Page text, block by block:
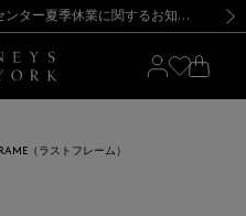
新規登録のお客様も対象！＜MY BARNEYS＞会員のお客様は11,000円（税込）以上のお買上げで常時送料無料！お買い物の際は会員登録を！
止のお知らせ】(2026.8.7) 【オンラインストア カスタマーセンター夏季休業に関するお知らせ】（2026.8.7）
【夏季休業に伴う返品・交換承り一時停止のお知らせ】（2026.8.5）
よるお荷物のお届けについて
のご案内・ご注意事項 新規登録のお客様も対象！＜MY BARNEYS＞会員のお客様は11,000円（税込）以上のお買上げで常時送料無料！お買い物の際は会員登録を！
止のお知らせ】(2026.8.7)
（ラストフレーム）